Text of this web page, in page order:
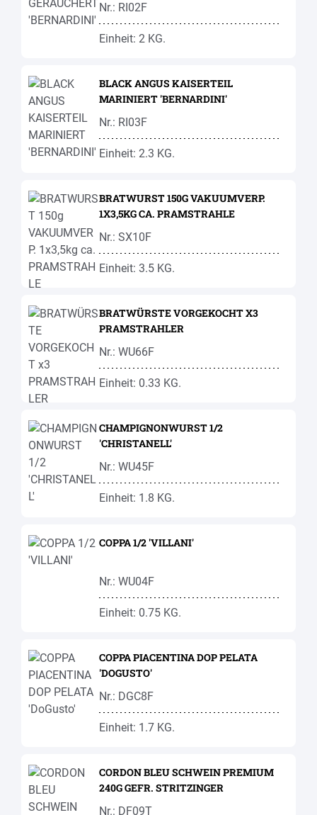
Nr.: RI02F
Einheit: 2 KG.
BLACK ANGUS KAISERTEIL
MARINIERT 'BERNARDINI'
Nr.: RI03F
Einheit: 2.3 KG.
BRATWURST 150G VAKUUMVERP.
1X3,5KG CA. PRAMSTRAHLE
Nr.: SX10F
Einheit: 3.5 KG.
BRATWÜRSTE VORGEKOCHT X3
PRAMSTRAHLER
Nr.: WU66F
Einheit: 0.33 KG.
CHAMPIGNONWURST 1/2
'CHRISTANELL'
Nr.: WU45F
Einheit: 1.8 KG.
COPPA 1/2 'VILLANI'
Nr.: WU04F
Einheit: 0.75 KG.
COPPA PIACENTINA DOP PELATA
'DOGUSTO'
Nr.: DGC8F
Einheit: 1.7 KG.
CORDON BLEU SCHWEIN PREMIUM
240G GEFR. STRITZINGER
Nr.: DF09T